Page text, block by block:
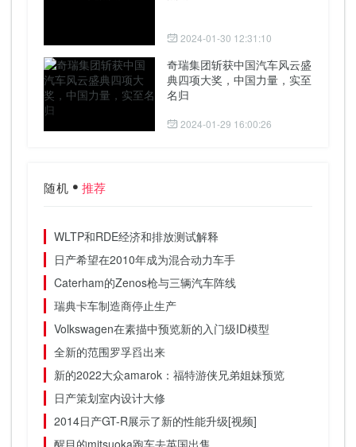
2024-01-30 12:31:10
奇瑞集团斩获中国汽车风云盛
典四项大奖，中国力量，实至
名归
2024-01-29 16:00:26
随机 推荐
WLTP和RDE经济和排放测试解释
日产希望在2010年成为混合动力车手
Caterham的Zenos枪与三辆汽车阵线
瑞典卡车制造商停止生产
Volkswagen在素描中预览新的入门级ID模型
全新的范围罗孚舀出来
新的2022大众amarok：福特游侠兄弟姐妹预览
日产策划室内设计大修
2014日产GT-R展示了新的性能升级[视频]
醒目的mitsuoka跑车去英国出售